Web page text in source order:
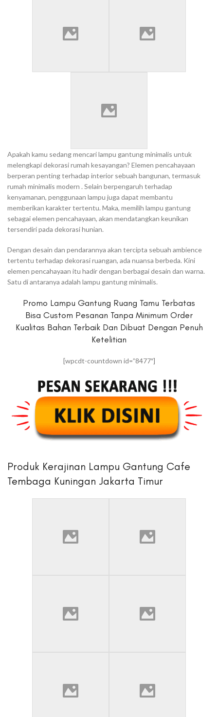
Apakah kamu sedang mencari lampu gantung minimalis untuk
melengkapi dekorasi rumah kesayangan? Elemen pencahayaan
berperan penting terhadap interior sebuah bangunan, termasuk
rumah minimalis modern . Selain berpengaruh terhadap
kenyamanan, penggunaan lampu juga dapat membantu
memberikan karakter tertentu. Maka, memilih lampu gantung
sebagai elemen pencahayaan, akan mendatangkan keunikan
tersendiri pada dekorasi hunian.
Dengan desain dan pendarannya akan tercipta sebuah ambience
tertentu terhadap dekorasi ruangan, ada nuansa berbeda. Kini
elemen pencahayaan itu hadir dengan berbagai desain dan warna.
Satu di antaranya adalah lampu gantung minimalis.
Promo Lampu Gantung Ruang Tamu Terbatas
Bisa Custom Pesanan Tanpa Minimum Order
Kualitas Bahan Terbaik Dan Dibuat Dengan Penuh
Ketelitian
[wpcdt-countdown id=”8477″]
Produk Kerajinan Lampu Gantung Cafe
Tembaga Kuningan Jakarta Timur